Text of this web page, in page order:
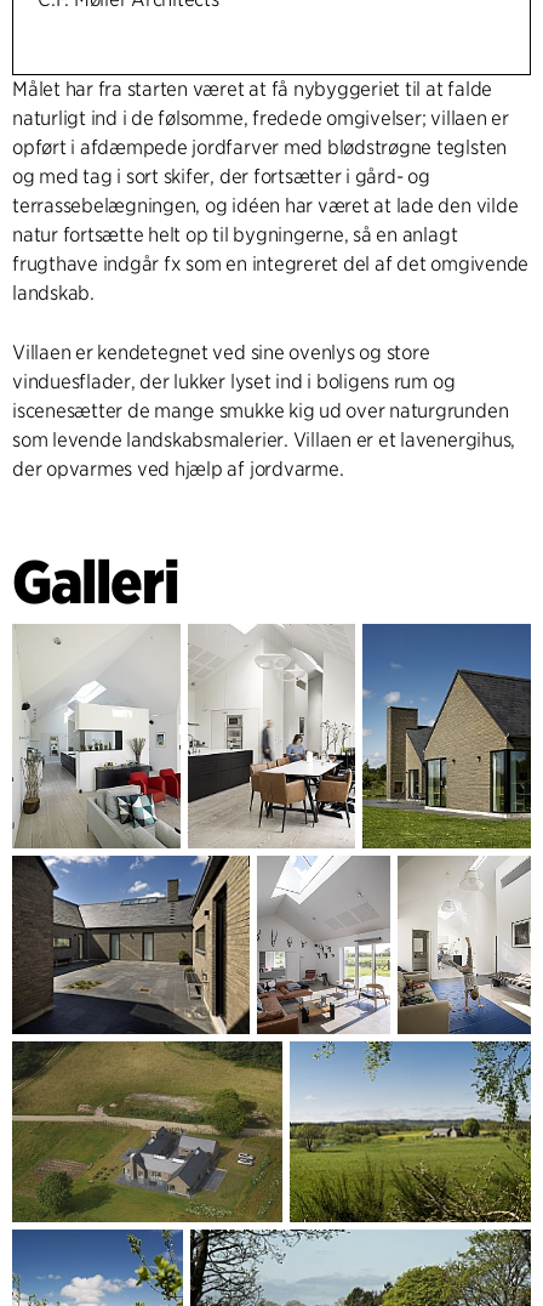
Målet har fra starten været at få nybyggeriet til at falde
naturligt ind i de følsomme, fredede omgivelser; villaen er
opført i afdæmpede jordfarver med blødstrøgne teglsten
og med tag i sort skifer, der fortsætter i gård- og
terrassebelægningen, og idéen har været at lade den vilde
natur fortsætte helt op til bygningerne, så en anlagt
frugthave indgår fx som en integreret del af det omgivende
landskab.
Villaen er kendetegnet ved sine ovenlys og store
vinduesflader, der lukker lyset ind i boligens rum og
iscenesætter de mange smukke kig ud over naturgrunden
som levende landskabsmalerier. Villaen er et lavenergihus,
der opvarmes ved hjælp af jordvarme.
Galleri